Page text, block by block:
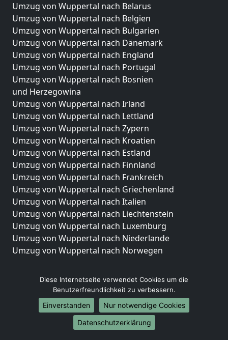
Umzug von Wuppertal nach Belarus
Umzug von Wuppertal nach Belgien
Umzug von Wuppertal nach Bulgarien
Umzug von Wuppertal nach Dänemark
Umzug von Wuppertal nach England
Umzug von Wuppertal nach Portugal
Umzug von Wuppertal nach Bosnien
und Herzegowina
Umzug von Wuppertal nach Irland
Umzug von Wuppertal nach Lettland
Umzug von Wuppertal nach Zypern
Umzug von Wuppertal nach Kroatien
Umzug von Wuppertal nach Estland
Umzug von Wuppertal nach Finnland
Umzug von Wuppertal nach Frankreich
Umzug von Wuppertal nach Griechenland
Umzug von Wuppertal nach Italien
Umzug von Wuppertal nach Liechtenstein
Umzug von Wuppertal nach Luxemburg
Umzug von Wuppertal nach Niederlande
Umzug von Wuppertal nach Norwegen
Umzug von Wuppertal nach Berlin
Umzug von Wuppertal nach Hamburg
Umzug von Wuppertal nach München
Umzug von Wuppertal nach Köln
Diese Internetseite verwendet Cookies um die
Benutzerfreundlichkeit zu verbessern.
Einverstanden
Nur notwendige Cookies
Datenschutzerklärung